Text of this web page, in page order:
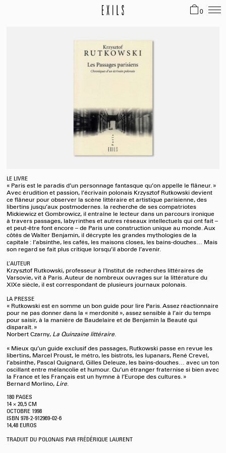
0
LE LIVRE
« Paris est le paradis d’un personnage fantasque qu’on appelle le flâneur. »
Avec érudition et passion, l’écrivain polonais Krzysztof Rutkowski devient
ce flâneur pour observer la scène littéraire et artistique parisienne, des
libertins jusqu’aux postmodernes. la recherche de ses compatriotes
Mickiewicz et Gombrowicz, il entraîne le lecteur dans un parcours ironique
à travers passages, labyrinthes et autres réseaux intellectuels qui ont fait –
et peut-être font encore – de Paris une construction unique au monde.Aux
côtés de Walter Benjamin, il décrypte les grandes mythologies de la
capitale : l’absinthe, les cafés, les maisons closes, les bains-douches… Mais
son regard se fait plus critique lorsqu’il aborde l’avenir.
L’AUTEUR
Krzysztof Rutkowski, professeur à l’Institut de recherches littéraires de
Varsovie, vit à Paris. Auteur de nombreux ouvrages sur la littérature du
XIXe siècle, il est correspondant de plusieurs journaux polonais.
LA PRESSE
« Rutkowski est en somme un bon guide pour lire Paris. Assez réactionnaire
pour ne pas donner dans la « merdonité », assez sensible à l’air du temps
pour saisir, à la manière de Baudelaire et de Benjamin la Beauté qui
disparaît. »
Norbert Czarny, La Quinzaine littéraire.
« Mieux qu’un guide exclusif des passages, Rutkowski passe en revue les
libertins, Marcel Proust, le métro, les bistrots, les lupanars, René Crevel,
l’absinthe, Pascal Quignard, Gilles Deleuze, les bains-douches… avec un ton
oscillant entre mélancolie et humour. Qu’un étranger fraternise si bien avec
la France et les Français est un hymne à l’Europe des cultures. »
Bernard Morlino, Lire.
180 PAGES
14 × 20,5 CM
OCTOBRE 1998
ISBN 978-2-912969-02-6
14,48 EUROS
TRADUIT DU POLONAIS PAR FRÉDÉRIQUE LAURENT